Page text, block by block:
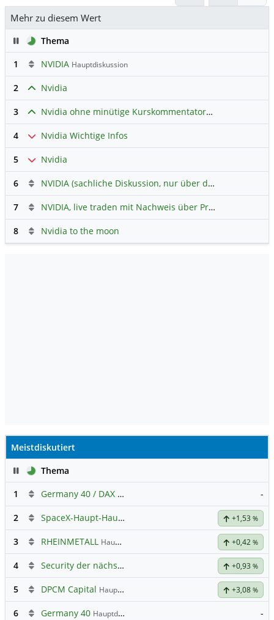
Mehr zu diesem Wert
PauseThema
1
NVIDIA Hauptdiskussion
2 Nvidia
3 Nvidia ohne minütige Kurskommentatoren
4 Nvidia Wichtige Infos
5 Nvidia
6 NVIDIA (sachliche Diskussion, nur über die Hauptaktie)
7 NVIDIA, live traden mit Nachweis über Profilbild
8 Nvidia to the moon
Meistdiskutiert
PauseThema
1
Germany 40 / DAX Prognose -
2 SpaceX-Haupt-Hauptforum +1,53 %
3 RHEINMETALL Hauptdiskussion +0,42 %
4 Security der nächsten Generation +0,93 %
5 DPCM Capital Hauptdiskussion +3,08 %
6 Germany 40 Hauptdiskussion -